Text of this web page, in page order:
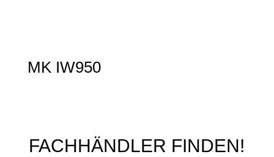
MK IW950
FACHHÄNDLER FINDEN!